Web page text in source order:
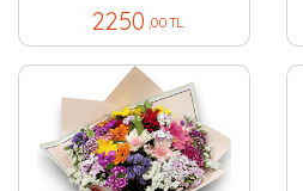
2250 ,00 TL